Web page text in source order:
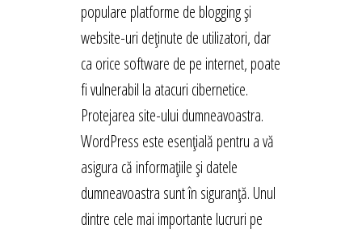
populare platforme de blogging și
website-uri deținute de utilizatori, dar
ca orice software de pe internet, poate
fi vulnerabil la atacuri cibernetice.
Protejarea site-ului dumneavoastra.
WordPress este esențială pentru a vă
asigura că informațiile și datele
dumneavoastra sunt în siguranță. Unul
dintre cele mai importante lucruri pe